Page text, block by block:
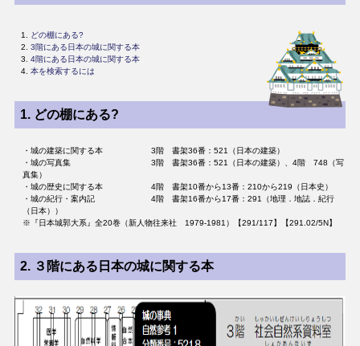
どの棚にある?
3階にある日本の城に関する本
4階にある日本の城に関する本
本を検索するには
1. どの棚にある?
・城の建築に関する本 3階 書架36番：521（日本の建築）
・城の写真集 3階 書架36番：521（日本の建築）、4階 748（写
真集）
・城の歴史に関する本 4階 書架10番から13番：210から219（日本史）
・城の紀行・案内記 4階 書架16番から17番：291（地理．地誌．紀行
（日本））
※『日本城郭大系』全20巻（新人物往来社 1979-1981）【291/117】【291.02/5N】
2. ３階にある日本の城に関する本